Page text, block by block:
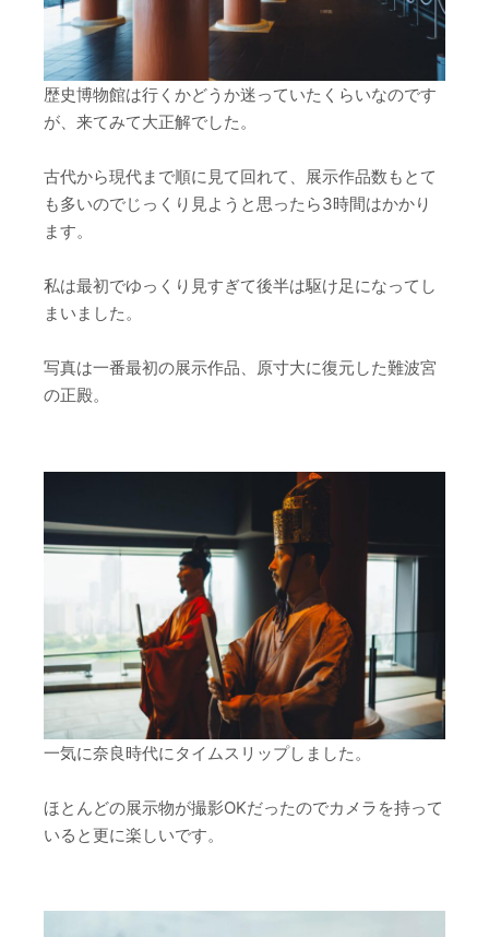
歴史博物館は行くかどうか迷っていたくらいなのです
が、来てみて大正解でした。
古代から現代まで順に見て回れて、展示作品数もとて
も多いのでじっくり見ようと思ったら3時間はかかり
ます。
私は最初でゆっくり見すぎて後半は駆け足になってし
まいました。
写真は一番最初の展示作品、原寸大に復元した難波宮
の正殿。
一気に奈良時代にタイムスリップしました。
ほとんどの展示物が撮影OKだったのでカメラを持って
いると更に楽しいです。